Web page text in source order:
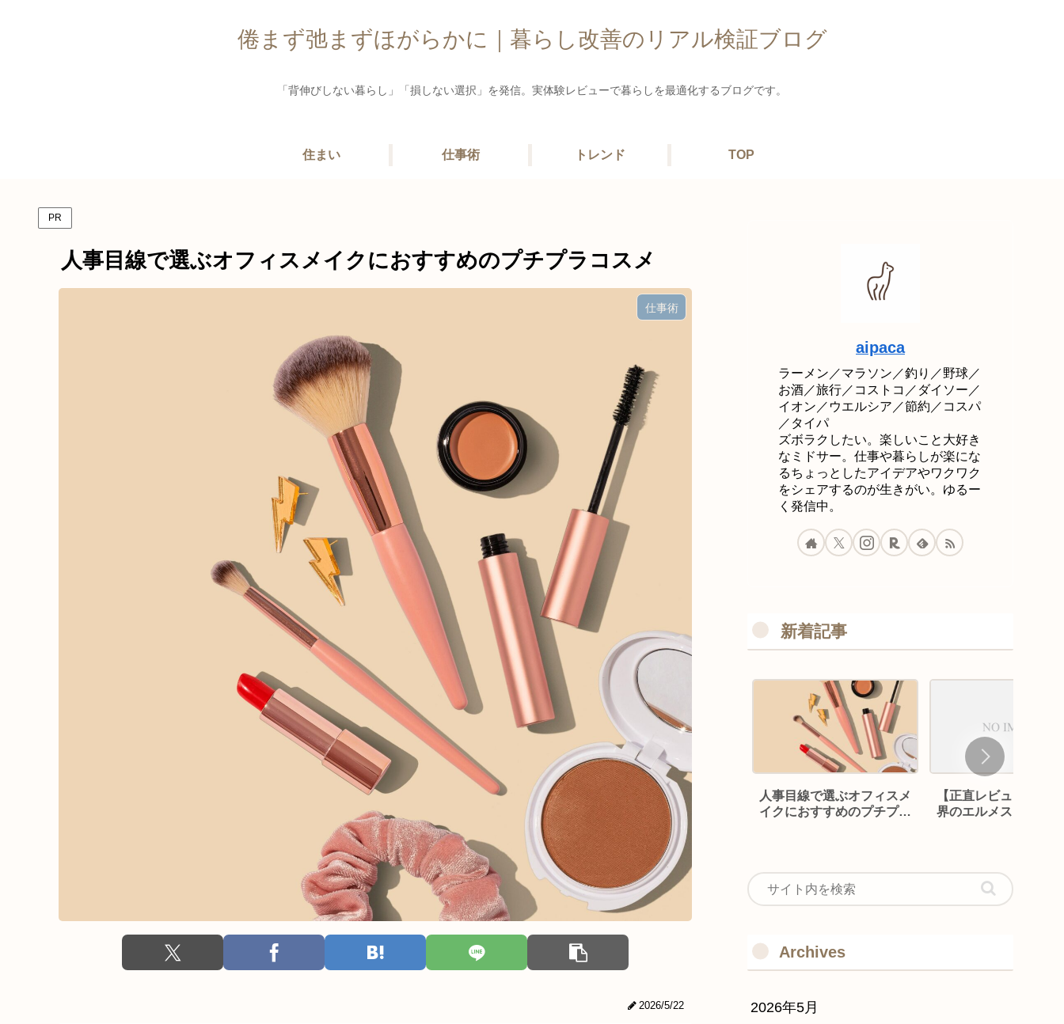
倦まず弛まずほがらかに｜暮らし改善のリアル検証ブログ
「背伸びしない暮らし」「損しない選択」を発信。実体験レビューで暮らしを最適化するブログです。
住まい 仕事術 トレンド TOP
PR
人事目線で選ぶオフィスメイクにおすすめのプチプラコスメ
仕事術
2026/5/22
aipaca
ラーメン／マラソン／釣り／野球／
お酒／旅行／コストコ／ダイソー／
イオン／ウエルシア／節約／コスパ
／タイパ
ズボラクしたい。楽しいこと大好き
なミドサー。仕事や暮らしが楽にな
るちょっとしたアイデアやワクワク
をシェアするのが生きがい。ゆるー
く発信中。
新着記事
人事目線で選ぶオフィスメ
イクにおすすめのプチプラ
【正直レビュー】コ
界のエルメス
Archives
2026年5月